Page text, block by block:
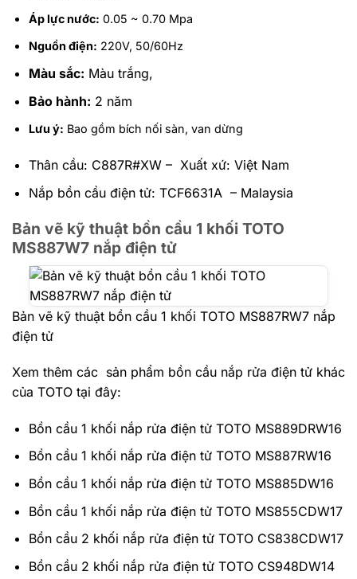
Áp lực nước: 0.05 ~ 0.70 Mpa
Nguồn điện: 220V, 50/60Hz
Màu sắc: Màu trắng,
Bảo hành: 2 năm
Lưu ý: Bao gồm bích nối sàn, van dừng
Thân cầu: C887R#XW – Xuất xứ: Việt Nam
Nắp bồn cầu điện tử: TCF6631A – Malaysia
Bản vẽ kỹ thuật bồn cầu 1 khối TOTO
MS887W7 nắp điện tử
Bản vẽ kỹ thuật bồn cầu 1 khối TOTO MS887RW7 nắp
điện tử
Xem thêm các sản phẩm bồn cầu nắp rửa điện tử khác
của TOTO tại đây:
Bồn cầu 1 khối nắp rửa điện tử TOTO MS889DRW16
Bồn cầu 1 khối nắp rửa điện tử TOTO MS887RW16
Bồn cầu 1 khối nắp rửa điện tử TOTO MS885DW16
Bồn cầu 1 khối nắp rửa điện tử TOTO MS855CDW17
Bồn cầu 2 khối nắp rửa điện tử TOTO CS838CDW17
Bồn cầu 2 khối nắp rửa điện tử TOTO CS948DW14